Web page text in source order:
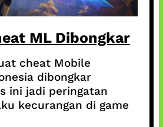
ML Dibongkar
cheat Mobile
dibongkar
ini jadi peringatan
kecurangan di game